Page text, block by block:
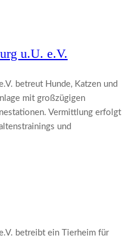
u.U. e.V.
betreut Hunde, Katzen und
mit großzügigen
Vermittlung erfolgt
und
betreibt ein Tierheim für